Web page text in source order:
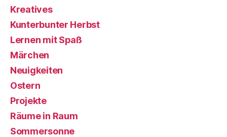
Kreatives
Kunterbunter Herbst
Lernen mit Spaß
Märchen
Neuigkeiten
Ostern
Projekte
Räume in Raum
Sommersonne